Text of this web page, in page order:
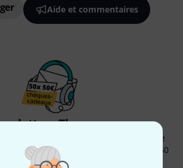
Aide et commentaires
Thomann
newsletter Thomann et, avec un peu de
des 50 bons d'achat d'une valeur de 50